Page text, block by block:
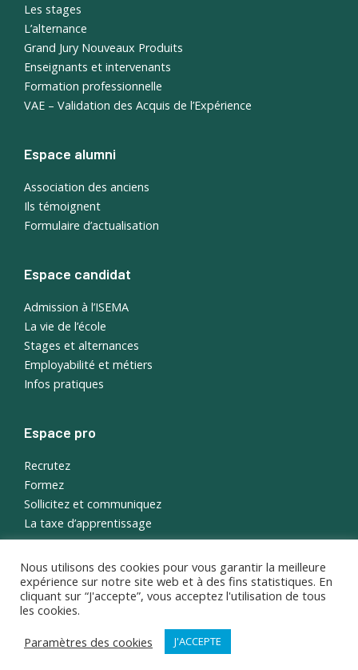
Les stages
L’alternance
Grand Jury Nouveaux Produits
Enseignants et intervenants
Formation professionnelle
VAE – Validation des Acquis de l’Expérience
Espace alumni
Association des anciens
Ils témoignent
Formulaire d’actualisation
Espace candidat
Admission à l’ISEMA
La vie de l’école
Stages et alternances
Employabilité et métiers
Infos pratiques
Espace pro
Recrutez
Formez
Sollicitez et communiquez
La taxe d’apprentissage
English
Portail étudiant
© 2026 ISEMA, tous droits réservés ·Crédits et mentions légales
Politique de protection des données
Nous utilisons des cookies pour vous garantir la meilleure
expérience sur notre site web et à des fins statistiques. En
cliquant sur “J'accepte”, vous acceptez l'utilisation de tous
les cookies.
Paramètres des cookies
J'ACCEPTE